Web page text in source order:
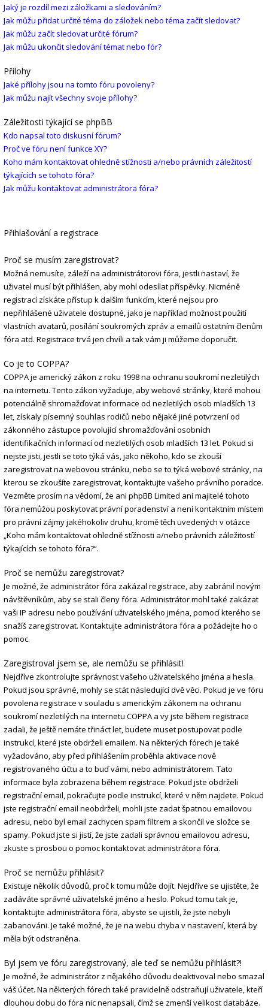
Jaký je rozdíl mezi záložkami a sledováním?
Jak můžu přidat určité téma do záložek nebo téma začít sledovat?
Jak můžu začít sledovat určité fórum?
Jak můžu ukončit sledování témat nebo fór?
Přílohy
Jaké přílohy jsou na tomto fóru povoleny?
Jak můžu najít všechny svoje přílohy?
Záležitosti týkající se phpBB
Kdo napsal toto diskusní fórum?
Proč ve fóru není funkce XY?
Koho mám kontaktovat ohledně stížnosti a/nebo právních záležitostí
týkajících se tohoto fóra?
Jak můžu kontaktovat administrátora fóra?
Přihlašování a registrace
Proč se musím zaregistrovat?
Možná nemusíte, záleží na administrátorovi fóra, jestli nastaví, že
uživatel musí být přihlášen, aby mohl odesílat příspěvky. Nicméně
registrací získáte přístup k dalším funkcím, které nejsou pro
nepřihlášené uživatele dostupné, jako je například možnost použití
vlastních avatarů, posílání soukromých zpráv a emailů ostatním členům
fóra atd. Registrace trvá jen chvíli a tak vám ji můžeme doporučit.
Co je to COPPA?
COPPA je americký zákon z roku 1998 na ochranu soukromí nezletilých
na internetu. Tento zákon vyžaduje, aby webové stránky, které mohou
potenciálně shromažďovat informace od nezletilých osob mladších 13
let, získaly písemný souhlas rodičů nebo nějaké jiné potvrzení od
zákonného zástupce povolující shromažďování osobních
identifikačních informací od nezletilých osob mladších 13 let. Pokud si
nejste jisti, jestli se toto týká vás, jako někoho, kdo se zkouší
zaregistrovat na webovou stránku, nebo se to týká webové stránky, na
kterou se zkoušíte zaregistrovat, kontaktujte vašeho právního poradce.
Vezměte prosím na vědomí, že ani phpBB Limited ani majitelé tohoto
fóra nemůžou poskytovat právní poradenství a není kontaktním místem
pro právní zájmy jakéhokoliv druhu, kromě těch uvedených v otázce
„Koho mám kontaktovat ohledně stížnosti a/nebo právních záležitostí
týkajících se tohoto fóra?“.
Proč se nemůžu zaregistrovat?
Je možné, že administrátor fóra zakázal registrace, aby zabránil novým
návštěvníkům, aby se stali členy fóra. Administrátor mohl také zakázat
vaši IP adresu nebo používání uživatelského jména, pomocí kterého se
snažíš zaregistrovat. Kontaktujte administrátora fóra a požádejte ho o
pomoc.
Zaregistroval jsem se, ale nemůžu se přihlásit!
Nejdříve zkontrolujte správnost vašeho uživatelského jména a hesla.
Pokud jsou správné, mohly se stát následující dvě věci. Pokud je ve fóru
povolena registrace v souladu s americkým zákonem na ochranu
soukromí nezletilých na internetu COPPA a vy jste během registrace
zadali, že ještě nemáte třináct let, budete muset postupovat podle
instrukcí, které jste obdrželi emailem. Na některých fórech je také
vyžadováno, aby před přihlášením proběhla aktivace nově
registrovaného účtu a to buď vámi, nebo administrátorem. Tato
informace byla zobrazena během registrace. Pokud jste obdrželi
registrační email, pokračujte podle instrukcí, které v něm najdete. Pokud
jste registrační email neobdrželi, mohli jste zadat špatnou emailovou
adresu, nebo byl email zachycen spam filtrem a skončil ve složce se
spamy. Pokud jste si jistí, že jste zadali správnou emailovou adresu,
zkuste s prosbou o pomoc kontaktovat administrátora fóra.
Proč se nemůžu přihlásit?
Existuje několik důvodů, proč k tomu může dojít. Nejdříve se ujistěte, že
zadáváte správné uživatelské jméno a heslo. Pokud tomu tak je,
kontaktujte administrátora fóra, abyste se ujistili, že jste nebyli
zabanováni. Je také možné, že je na webu chyba v nastavení, která by
měla být odstraněna.
Byl jsem ve fóru zaregistrovaný, ale teď se nemůžu přihlásit?!
Je možné, že administrátor z nějakého důvodu deaktivoval nebo smazal
váš účet. Na některých fórech také pravidelně odstraňují uživatele, kteří
dlouhou dobu do fóra nic nenapsali, čímž se zmenší velikost databáze.